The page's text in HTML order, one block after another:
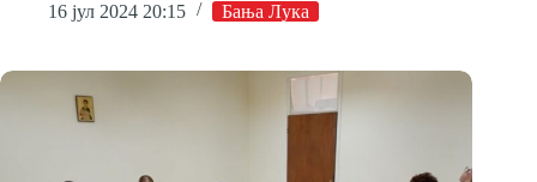
16 јул 2024 20:15 Бања Лука